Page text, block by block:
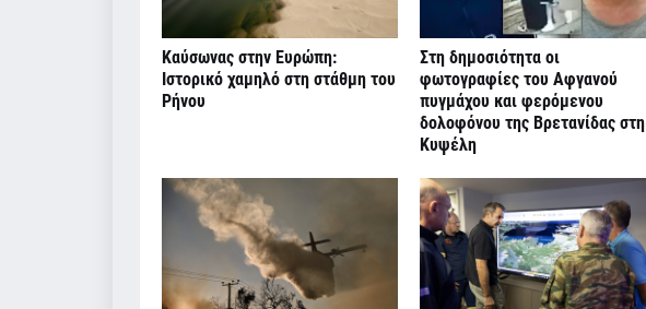
Καύσωνας στην Ευρώπη:
Ιστορικό χαμηλό στη στάθμη του
Ρήνου
Στη δημοσιότητα οι
φωτογραφίες του Αφγανού
πυγμάχου και φερόμενου
δολοφόνου της Βρετανίδας στη
Κυψέλη